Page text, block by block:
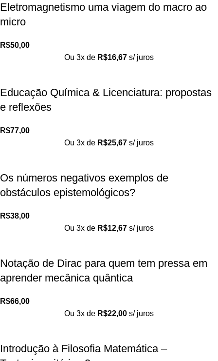
Eletromagnetismo uma viagem do macro ao
micro
R$50,00
Ou 3x de R$16,67 s/ juros
Educação Química & Licenciatura: propostas
e reflexões
R$77,00
Ou 3x de R$25,67 s/ juros
Os números negativos exemplos de
obstáculos epistemológicos?
R$38,00
Ou 3x de R$12,67 s/ juros
Notação de Dirac para quem tem pressa em
aprender mecânica quântica
R$66,00
Ou 3x de R$22,00 s/ juros
Introdução à Filosofia Matemática –